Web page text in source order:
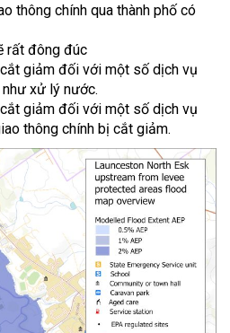
thông chính qua thành phố có
rất đông đúc
giảm đối với một số dịch vụ
xử lý nước.
giảm đối với một số dịch vụ
thông chính bị cắt giảm.